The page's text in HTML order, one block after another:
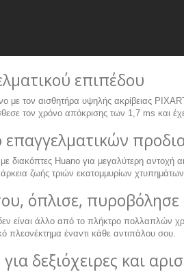
επιπέδου
με τον αισθητήρα υψηλής ακρίβειας
τον χρόνο απόκρισης των 1,7 ms και
επαγγελματικών
διακόπτες Huano για μεγαλύτερη
ζωής τριών εκατομμυρίων
όπλισε, πυροβόλησε
είναι άλλο από το πλήκτρο πολλαπλών
πλεονέκτημα έναντι κάθε αντιπάλου σου.
δεξιόχειρες και